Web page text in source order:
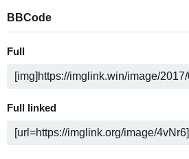
BBCode
Full
Full linked